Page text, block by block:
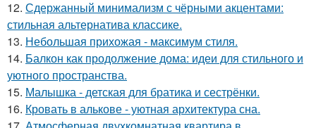
12. Сдержанный минимализм с чёрными акцентами:
стильная альтернатива классике.
13. Небольшая прихожая - максимум стиля.
14. Балкон как продолжение дома: идеи для стильного и
уютного пространства.
15. Малышка - детская для братика и сестрёнки.
16. Кровать в алькове - уютная архитектура сна.